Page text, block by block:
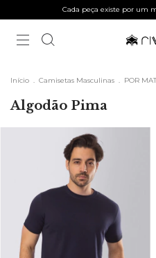
Cada peça existe por um
Início . Camisetas Masculinas . POR
Algodão Pima